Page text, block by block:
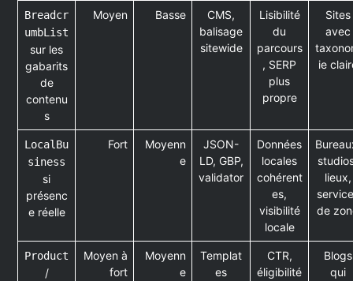
Breadcr
umbList
sur les
gabarits
de
contenu
s
Moyen Basse
CMS,
balisage
sitewide
Lisibilité
du
parcours
, SERP
plus
propre
Sites
avec
ie
LocalBu
siness
si
présenc
e réelle
Fort
Moyenn
e
JSON-
LD, GBP,
validator
Données
locales
cohérent
es,
visibilité
locale
lieux,
de
Product
/
Moyen à
fort
Moyenn
e
Templat
es
CTR,
éligibilité
Blogs
qui